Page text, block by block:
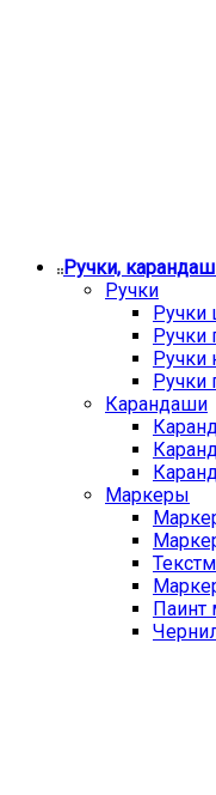
Ручки,
Ручки
Ручки
Ручки
Ручки
Карандаши
Маркеры
Паинт